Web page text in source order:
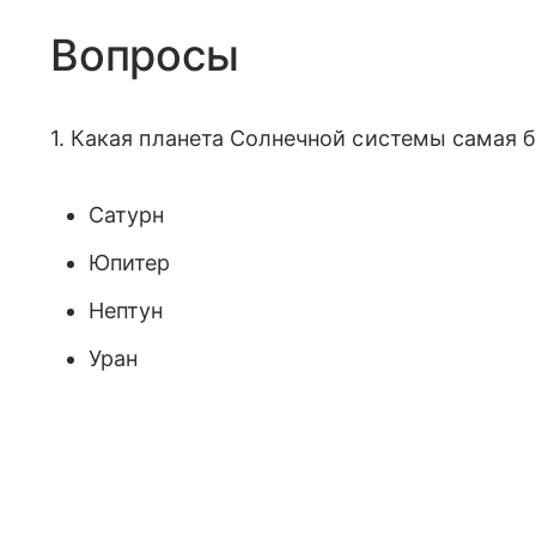
Вопросы
1. Какая планета Солнечной системы самая
Сатурн
Юпитер
Нептун
Уран